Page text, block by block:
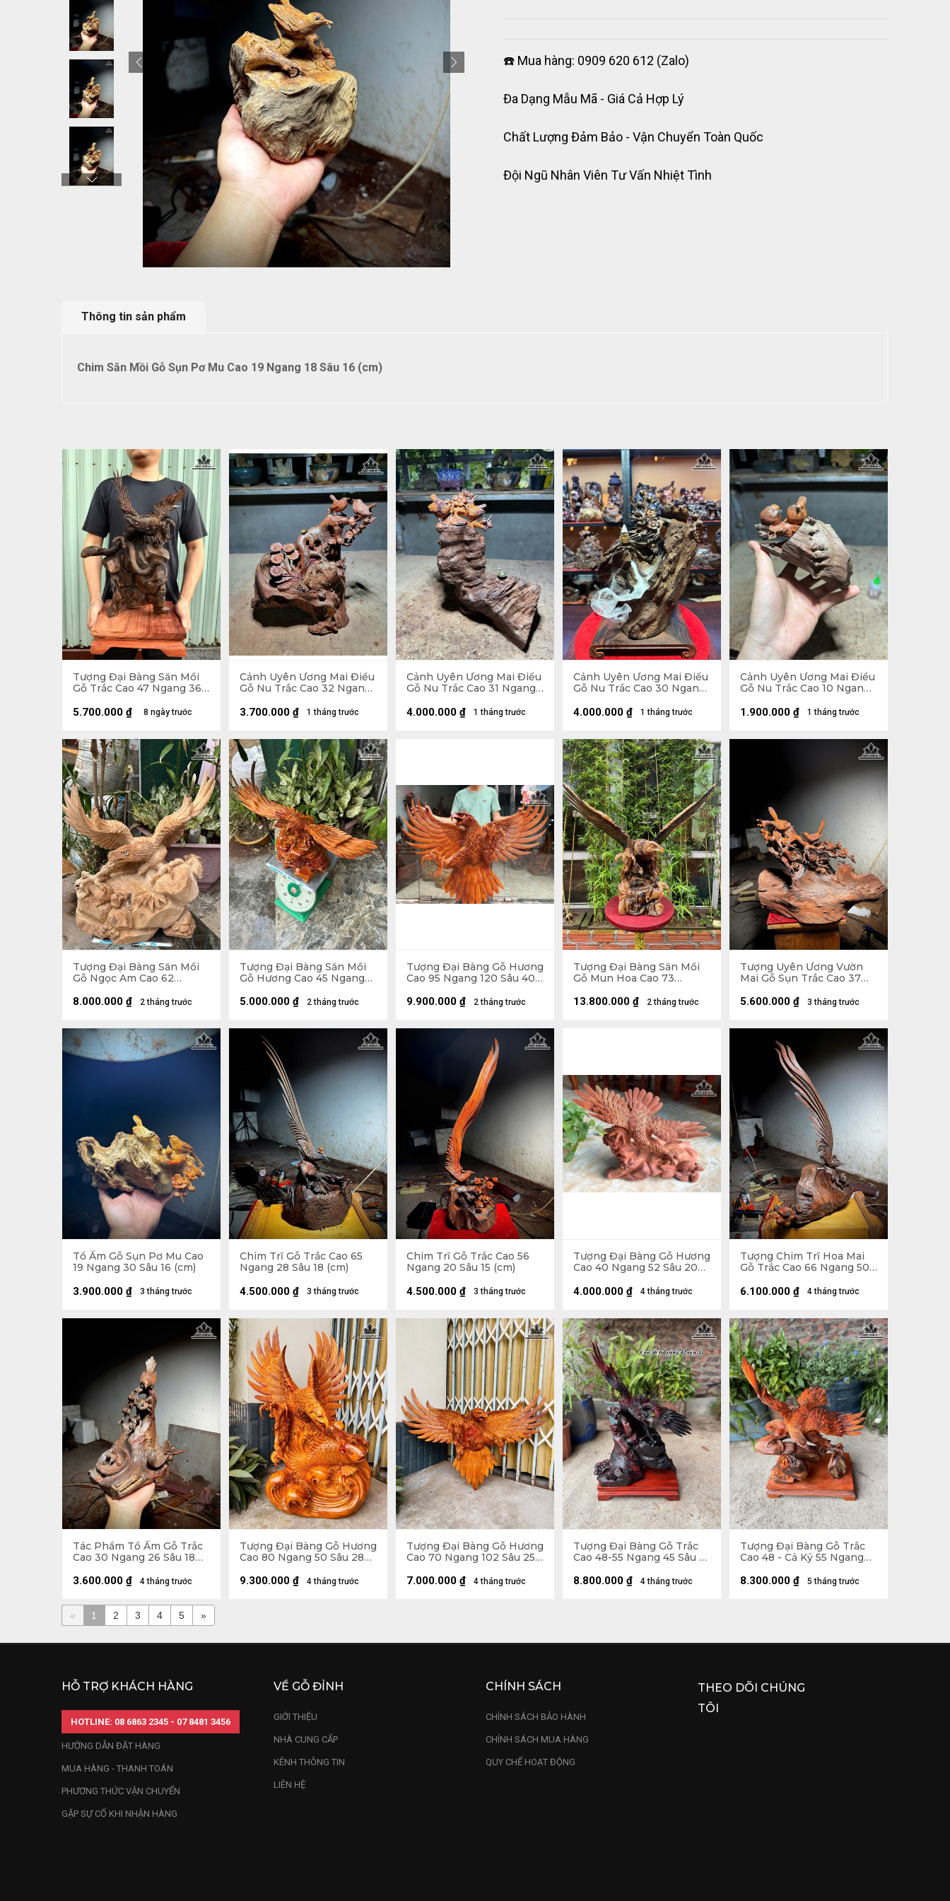
☎️ Mua hàng: 0909 620 612 (Zalo)
Đa Dạng Mẫu Mã - Giá Cả Hợp Lý
Chất Lượng Đảm Bảo - Vận Chuyển Toàn Quốc
Đội Ngũ Nhân Viên Tư Vấn Nhiệt Tình
Thông tin sản phẩm
Chim Săn Mồi Gỗ Sụn Pơ Mu Cao 19 Ngang 18 Sâu 16 (cm)
Tượng Đại Bàng Săn Mồi
Gỗ Trắc Cao 47 Ngang 36
8 ngày trước
5.700.000 ₫
Cảnh Uyên Ương Mai Điểu
Gỗ Nu Trắc Cao 32 Ngang
1 tháng trước
3.700.000 ₫
Cảnh Uyên Ương Mai Điểu
Gỗ Nu Trắc Cao 31 Ngang
1 tháng trước
4.000.000 ₫
Cảnh Uyên Ương Mai Điểu
Gỗ Nu Trắc Cao 30 Ngang
1 tháng trước
4.000.000 ₫
Cảnh Uyên Ương Mai Điểu
Gỗ Nu Trắc Cao 10 Ngang
1 tháng trước
1.900.000 ₫
Tượng Đại Bàng Săn Mồi
Gỗ Ngọc Am Cao 62
2 tháng trước
8.000.000 ₫
Tượng Đại Bàng Săn Mồi
Gỗ Hương Cao 45 Ngang
2 tháng trước
5.000.000 ₫
Tượng Đại Bàng Gỗ Hương
Cao 95 Ngang 120 Sâu 40
2 tháng trước
9.900.000 ₫
Tượng Đại Bàng Săn Mồi
Gỗ Mun Hoa Cao 73
2 tháng trước
13.800.000 ₫
Tượng Uyên Ương Vườn
Mai Gỗ Sụn Trắc Cao 37
3 tháng trước
5.600.000 ₫
Tổ Ấm Gỗ Sụn Pơ Mu Cao
19 Ngang 30 Sâu 16 (cm)
3 tháng trước
3.900.000 ₫
Chim Trĩ Gỗ Trắc Cao 65
Ngang 28 Sâu 18 (cm)
3 tháng trước
4.500.000 ₫
Chim Trĩ Gỗ Trắc Cao 56
Ngang 20 Sâu 15 (cm)
3 tháng trước
4.500.000 ₫
Tượng Đại Bàng Gỗ Hương
Cao 40 Ngang 52 Sâu 20
4 tháng trước
4.000.000 ₫
Tượng Chim Trĩ Hoa Mai
Gỗ Trắc Cao 66 Ngang 50
4 tháng trước
6.100.000 ₫
Tác Phẩm Tổ Ấm Gỗ Trắc
Cao 30 Ngang 26 Sâu 18
4 tháng trước
3.600.000 ₫
Tượng Đại Bàng Gỗ Hương
Cao 80 Ngang 50 Sâu 28
4 tháng trước
9.300.000 ₫
Tượng Đại Bàng Gỗ Hương
Cao 70 Ngang 102 Sâu 25
4 tháng trước
7.000.000 ₫
Tượng Đại Bàng Gỗ Trắc
Cao 48-55 Ngang 45 Sâu 31
4 tháng trước
8.800.000 ₫
Tượng Đại Bàng Gỗ Trắc
Cao 48 - Cả Kỷ 55 Ngang
5 tháng trước
8.300.000 ₫
« 1 2 3 4 5 »
HỖ TRỢ KHÁCH HÀNG
HOTLINE: 08 6863 2345 - 07 8481 3456
HƯỚNG DẪN ĐẶT HÀNG
MUA HÀNG - THANH TOÁN
PHƯƠNG THỨC VẬN CHUYỂN
GẶP SỰ CỐ KHI NHẬN HÀNG
VỀ GỖ ĐỈNH
GIỚI THIỆU
NHÀ CUNG CẤP
KÊNH THÔNG TIN
LIÊN HỆ
CHÍNH SÁCH
CHÍNH SÁCH BẢO HÀNH
CHÍNH SÁCH MUA HÀNG
QUY CHẾ HOẠT ĐỘNG
THEO DÕI CHÚNG
TÔI